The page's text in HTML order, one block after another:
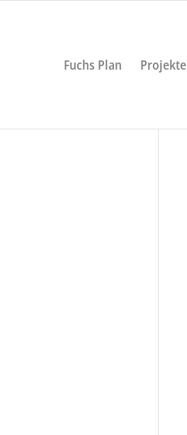
Fuchs Plan Projekte